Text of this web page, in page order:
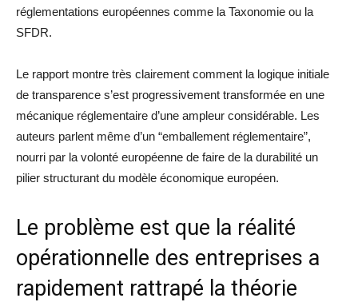
réglementations européennes comme la Taxonomie ou la
SFDR.
Le rapport montre très clairement comment la logique initiale
de transparence s’est progressivement transformée en une
mécanique réglementaire d’une ampleur considérable. Les
auteurs parlent même d’un “emballement réglementaire”,
nourri par la volonté européenne de faire de la durabilité un
pilier structurant du modèle économique européen.
Le problème est que la réalité
opérationnelle des entreprises a
rapidement rattrapé la théorie